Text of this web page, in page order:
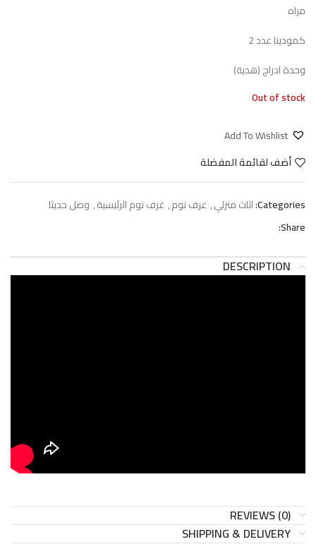
مراه
كمودينا عدد 2
وحدة ادراج (هدية)
Out of stock
Add To Wishlist
أضف لقائمة المفضلة
Categories: اثاث منزلي, غرف نوم, غرف نوم الرئيسية, وصل حديثا
Share:
DESCRIPTION
REVIEWS (0)
SHIPPING & DELIVERY